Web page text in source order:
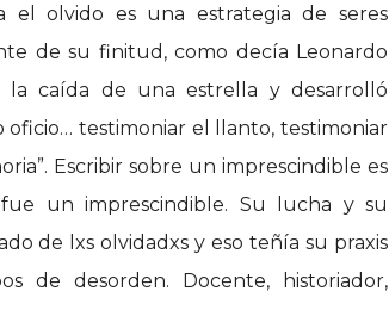
el olvido es una estrategia de seres
de su finitud, como decía Leonardo
la caída de una estrella y desarrolló
oficio… testimoniar el llanto, testimoniar
Escribir sobre un imprescindible es
fue un imprescindible. Su lucha y su
de lxs olvidadxs y eso teñía su praxis
de desorden. Docente, historiador,